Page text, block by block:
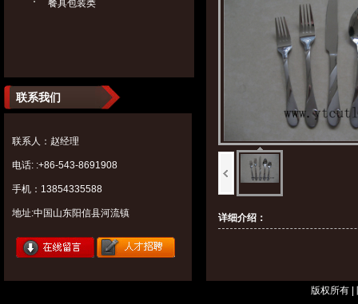
详细介绍：
餐具包装类
联系我们
联系人：赵经理
电话: :+86-543-8691908
手机：13854335588
地址:中国山东阳信县河流镇
版权所有 |